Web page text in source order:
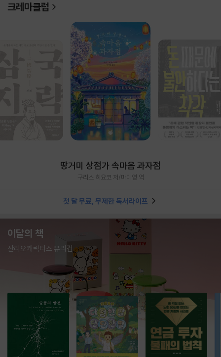
크레마클럽
땅거미 상점가 속마음 과자점
구리스 히요코 저/마미영 역
첫 달 무료, 무제한 독서라이프
이달의 책
산리오캐릭터즈 유리컵